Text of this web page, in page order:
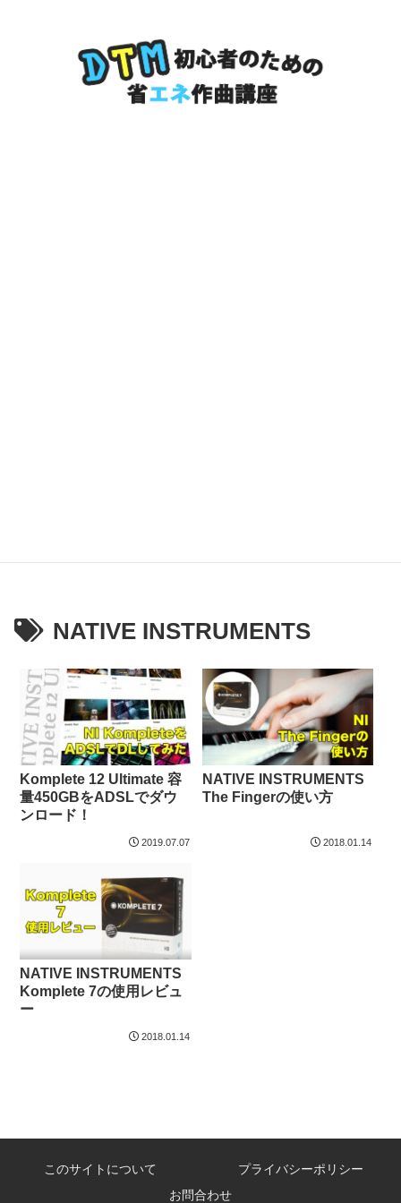
NATIVE INSTRUMENTS
Komplete 12 Ultimate 容
量450GBをADSLでダウ
ンロード！
2019.07.07
NATIVE INSTRUMENTS
The Fingerの使い方
2018.01.14
NATIVE INSTRUMENTS
Komplete 7の使用レビュ
ー
2018.01.14
このサイトについて
プライバシーポリシー
お問合わせ